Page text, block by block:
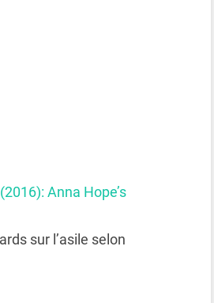
Anna Hope’s
sur l’asile selon